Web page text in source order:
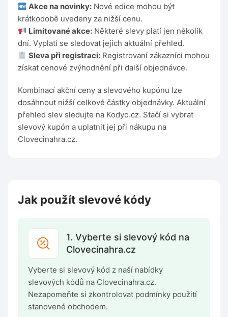
Akce na novinky: Nové edice mohou být
krátkodobě uvedeny za nižší cenu.
Limitované akce: Některé slevy platí jen několik
dní. Vyplatí se sledovat jejich aktuální přehled.
Sleva při registraci: Registrovaní zákazníci mohou
získat cenové zvýhodnění při další objednávce.
Kombinací akční ceny a slevového kupónu lze
dosáhnout nižší celkové částky objednávky. Aktuální
přehled slev sledujte na Kodyo.cz. Stačí si vybrat
slevový kupón a uplatnit jej při nákupu na
Clovecinahra.cz.
Jak použít slevové kódy
1. Vyberte si slevový kód na
Clovecinahra.cz
Vyberte si slevový kód z naší nabídky
slevových kódů na Clovecinahra.cz.
Nezapomeňte si zkontrolovat podmínky použití
stanovené obchodem.